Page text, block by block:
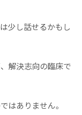
少し話せるかもし
解決志向の臨床で
はありません。